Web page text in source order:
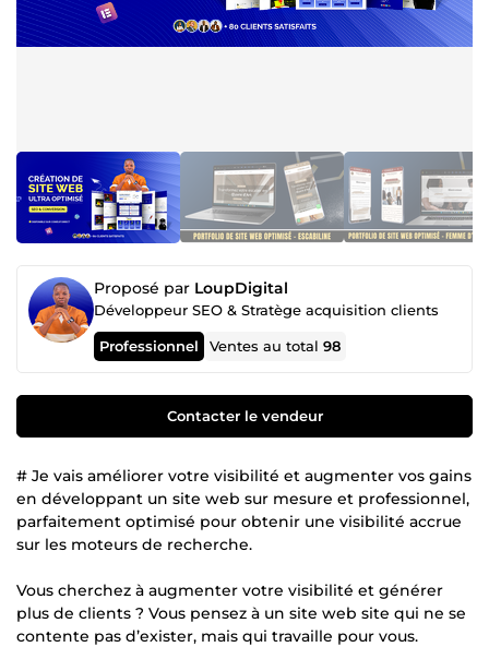
Proposé par LoupDigital
Développeur SEO & Stratège acquisition clients
Professionnel Ventes au total98
Contacter le vendeur
# Je vais améliorer votre visibilité et augmenter vos gains
en développant un site web sur mesure et professionnel,
parfaitement optimisé pour obtenir une visibilité accrue
sur les moteurs de recherche.
Vous cherchez à augmenter votre visibilité et générer
plus de clients ? Vous pensez à un site web site qui ne se
contente pas d’exister, mais qui travaille pour vous.